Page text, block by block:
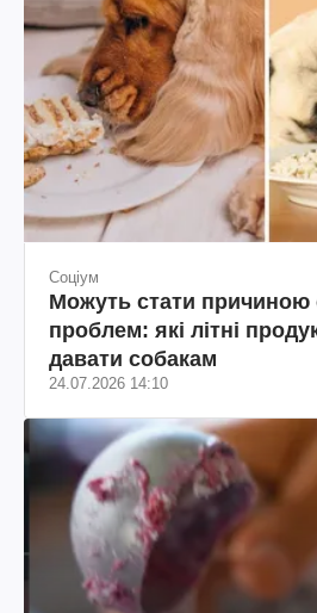
Соціум
Можуть стати причиною
проблем: які літні
давати собакам
24.07.2026 14:10